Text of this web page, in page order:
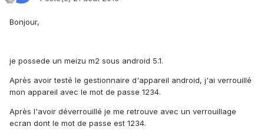
Bonjour,
je possede un meizu m2 sous android 5.1.
Après avoir testé le gestionnaire d'appareil android, j'ai verrouillé
mon appareil avec le mot de passe 1234.
Après l'avoir déverrouillé je me retrouve avec un verrouillage
ecran dont le mot de passe est 1234.